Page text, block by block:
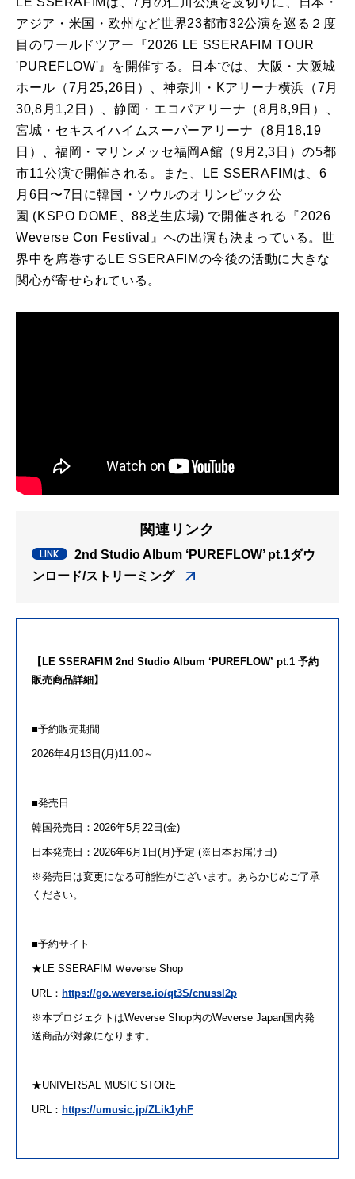
アジア・米国・欧州など世界23都市32公演を巡る２度
目 のワールドツアー『2026 LE SSERAFIM TOUR
'PUREFLOW'』を開催する。日本では、大阪・大阪城
ホール（7月25,26 日）、神奈川・Kアリーナ横浜（7月
30,8月 1,2日）、静岡・エコパアリーナ（8月8,9日）、
宮城・セキスイハイムスーパーアリーナ（8月18,19
日）、福岡・マリンメッセ福岡A館（9月2,3 日）の5都
市11公演で開催される。また、 LE SSERAFIM は、6
月6日〜7日に韓国・ソウルのオリンピック公
園 (KSPO DOME、88芝生広場) で開催される『2026
Weverse Con Festival』への出演も決まっている。世
界中を席巻する LE SSERAFIMの今後の活動に大きな
関心が寄せられている。
関連リンク
2nd Studio Album ‘PUREFLOW’ pt.1ダウ
ンロード/ストリーミング
【LE SSERAFIM 2nd Studio Album ‘PUREFLOW’ pt.1 予約
販売商品詳細】
■予約販売期間
2026年4月13日(月)11:00～
■発売 日
韓国発売 日：2026年5 月22日(金)
日本発売 日：2026年6月 1 日(月)予定 (※日本お届け日)
※発売 日は変更になる可能性が ございます。あらかじめご了承
ください。
■予約サイト
★LE SSERAFIM Ｗeverse Shop
URL： https://go.weverse.io/qt3S/cnussl2p
※本プロジェクトはWeverse Shop内のWeverse Japan国内発
送商品が対象になります。
★UNIVERSAL MUSIC STORE
URL： https://umusic.jp/ZLik1yhF